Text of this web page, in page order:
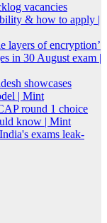
vacancies
& how to apply |
layers of encryption’
in 30 August exam |
showcases
| Mint
round 1 choice
know | Mint
exams leak-